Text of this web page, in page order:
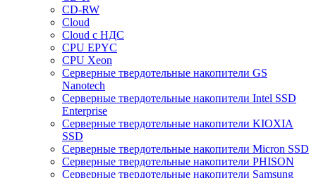
CD-RW
Cloud
Cloud с НДС
CPU EPYC
CPU Xeon
Cерверные твердотельные накопители GS
Nanotech
Cерверные твердотельные накопители Intel SSD
Enterprise
Cерверные твердотельные накопители KIOXIA
SSD
Cерверные твердотельные накопители Micron SSD
Cерверные твердотельные накопители PHISON
Cерверные твердотельные накопители Samsung